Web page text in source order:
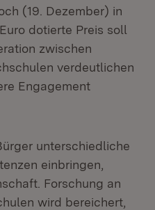
(19. Dezember) in
dotierte Preis soll
zwischen
verdeutlichen
Engagement
unterschiedliche
einbringen,
Forschung an
wird bereichert,